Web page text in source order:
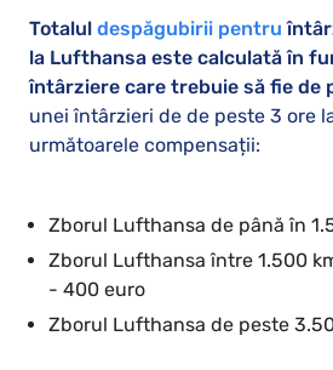
Totalul despăgubirii pentru
la Lufthansa este calculată în
întârziere care trebuie să fie de
unei întârzieri de de peste 3 ore
următoarele compensații:
Zborul Lufthansa de până în
Zborul Lufthansa între 1.500
- 400 euro
Zborul Lufthansa de peste